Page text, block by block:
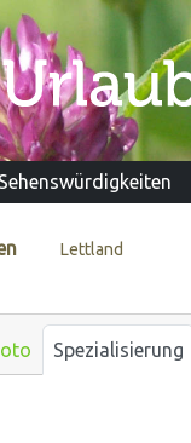
Sehenswürdigkeiten
Lettland
Spezialisierung